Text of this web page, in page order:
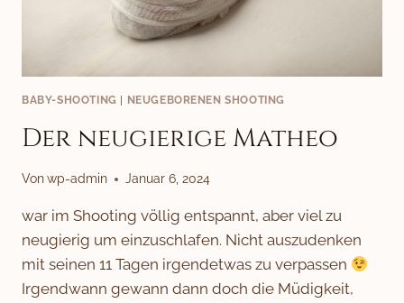
BABY-SHOOTING | NEUGEBORENEN SHOOTING
Der neugierige Matheo
Vonwp-admin Januar 6, 2024
war im Shooting völlig entspannt, aber viel zu
neugierig um einzuschlafen. Nicht auszudenken
mit seinen 11 Tagen irgendetwas zu verpassen
Irgendwann gewann dann doch die Müdigkeit,